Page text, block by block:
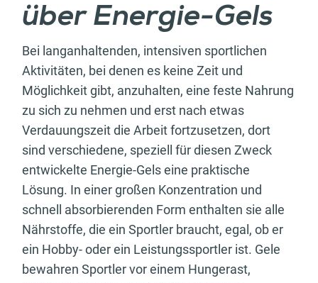
über Energie-Gels
Bei langanhaltenden, intensiven sportlichen
Aktivitäten, bei denen es keine Zeit und
Möglichkeit gibt, anzuhalten, eine feste Nahrung
zu sich zu nehmen und erst nach etwas
Verdauungszeit die Arbeit fortzusetzen, dort
sind verschiedene, speziell für diesen Zweck
entwickelte Energie-Gels eine praktische
Lösung. In einer großen Konzentration und
schnell absorbierenden Form enthalten sie alle
Nährstoffe, die ein Sportler braucht, egal, ob er
ein Hobby- oder ein Leistungssportler ist. Gele
bewahren Sportler vor einem Hungerast,